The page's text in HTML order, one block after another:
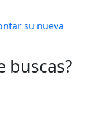
su nueva
buscas?